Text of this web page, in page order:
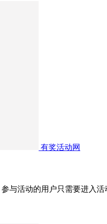
有奖活动网
与活动的用户只需要进入